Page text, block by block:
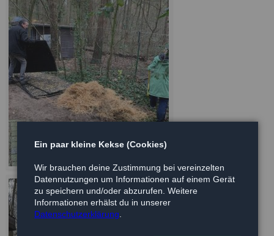
Ein paar kleine Kekse (Cookies)
Wir brauchen deine Zustimmung bei vereinzelten
Datennutzungen um Informationen auf einem Gerät
zu speichern und/oder abzurufen. Weitere
Informationen erhälst du in unserer
Datenschutzerklärung